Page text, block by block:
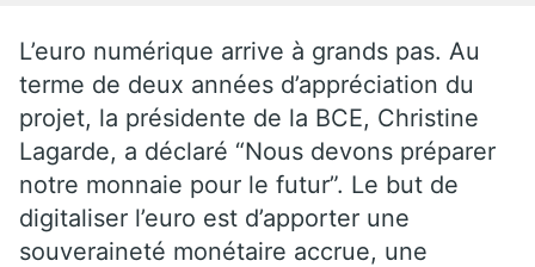
L’euro numérique arrive à grands pas. Au
terme de deux années d’appréciation du
projet, la présidente de la BCE, Christine
Lagarde, a déclaré “Nous devons préparer
notre monnaie pour le futur”. Le but de
digitaliser l’euro est d’apporter une
souveraineté monétaire accrue, une